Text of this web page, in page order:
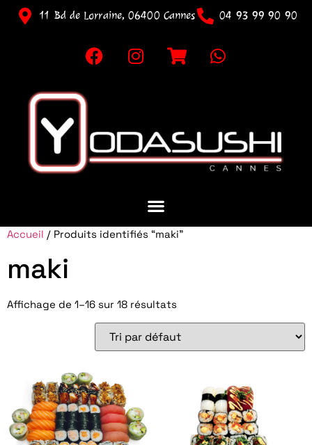
11 Bd de Lorraine, 06400 Cannes 04 93 99 90 90
Accueil / Produits identifiés “maki”
maki
Affichage de 1–16 sur 18 résultats